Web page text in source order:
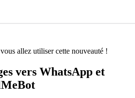
allez utiliser cette nouveauté !
vers WhatsApp et